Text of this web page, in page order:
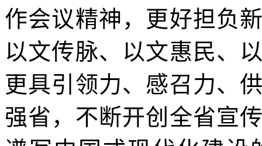
作会议精神，更好担负
以文传脉、以文惠民、
更具引领力、感召力、
强省，不断开创全省宣